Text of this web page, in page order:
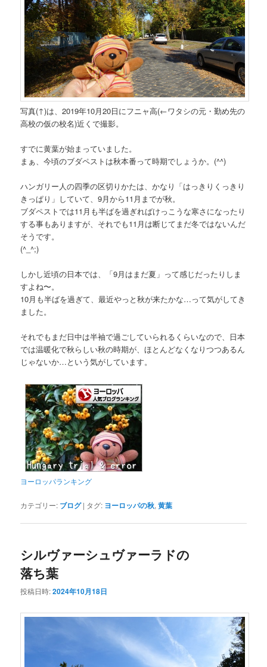
写真(↑)は、2019年10月20日にフニャ高(←ワタシの元・勤め先の
高校の仮の校名)近くで撮影。
すでに黄葉が始まっていました。
まぁ、今頃のブダペストは秋本番って時期でしょうか。(^^)
ハンガリー人の四季の区切りかたは、かなり「はっきりくっきり
きっぱり」していて、9月から11月までが秋。
ブダペストでは11月も半ばを過ぎればけっこうな寒さになったり
する事もありますが、それでも11月は断じてまだ冬ではないんだ
そうです。
(^_^;)
しかし近頃の日本では、「9月はまだ夏」って感じだったりしま
すよね〜。
10月も半ばを過ぎて、最近やっと秋が来たかな…って気がしてき
ました。
それでもまだ日中は半袖で過ごしていられるくらいなので、日本
では温暖化で秋らしい秋の時期が、ほとんどなくなりつつあるん
じゃないか…という気がしています。
ヨーロッパランキング
カテゴリー: ブログ | タグ: ヨーロッパの秋,黄葉
シルヴァーシュヴァーラドの
落ち葉
投稿日時:2024年10月18日